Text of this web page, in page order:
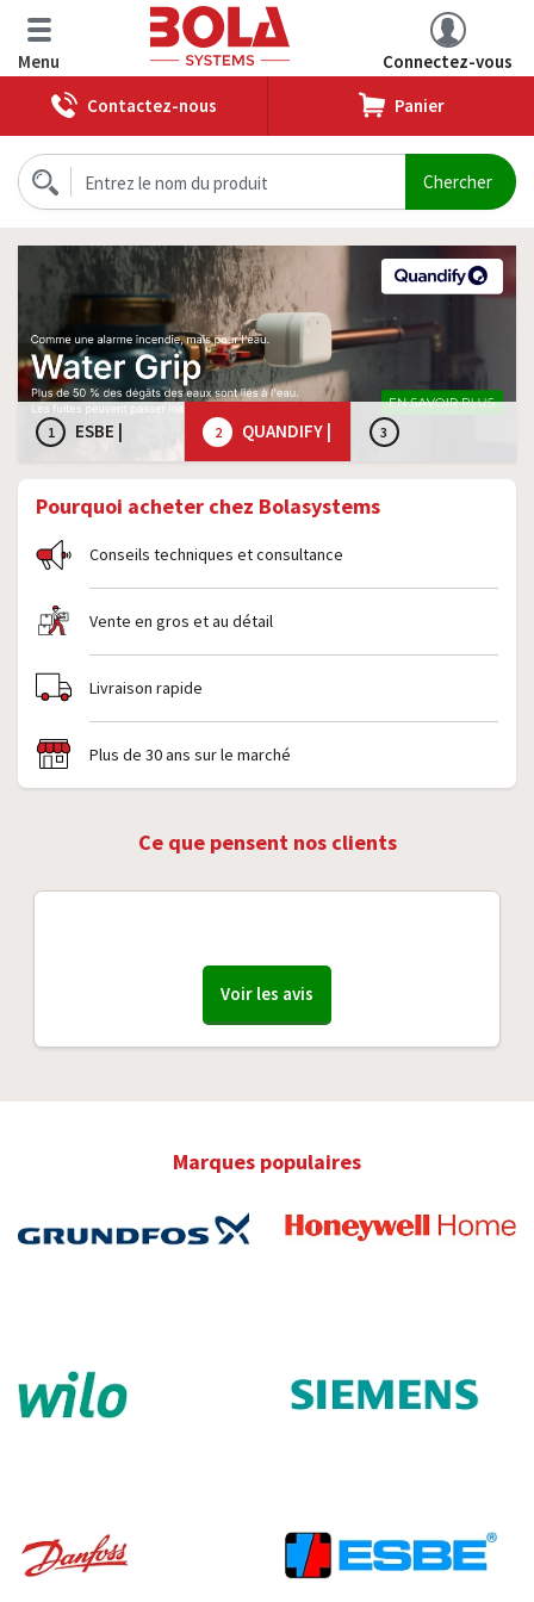
Menu
Connectez-vous
Contactez-nous
Panier
1 ESBE |
pompage
2 QUANDIFY | 3
Pourquoi acheter chez Bolasystems
Conseils techniques et consultance
Vente en gros et au détail
Livraison rapide
Plus de 30 ans sur le marché
Ce que pensent nos clients
Voir les avis
Marques populaires